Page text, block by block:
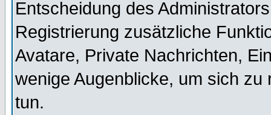
Entscheidung des
Registrierung zusätzliche
Avatare, Private Nachrichten,
wenige Augenblicke, um sich
tun.